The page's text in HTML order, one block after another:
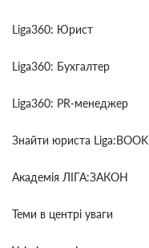
Liga360: Юрист
Liga360: Бухгалтер
Liga360: PR-менеджер
Знайти юриста Liga:BOOK
Академія ЛІГА:ЗАКОН
Теми в центрі уваги